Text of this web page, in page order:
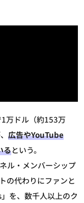
万ドル（約153万
広告やYouTube
るという。
ル・メンバーシップ
の代わりにファンと
を、数千人以上のク